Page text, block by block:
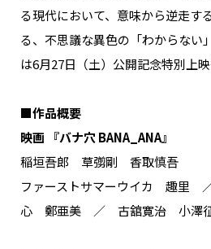
る現代において、意味から逆走す
る、不思議な異色の「わからない
は6月27日（土）公開記念特別上
■作品概要
映画 『バナ穴 BANA_ANA』
稲垣吾郎 草彅剛 香取慎吾
ファーストサマーウイカ 趣里
心 鄭亜美 ／ 古舘寛治 小澤